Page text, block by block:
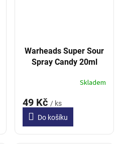
Warheads Super Sour
Spray Candy 20ml
Skladem
49 Kč / ks
Do košíku